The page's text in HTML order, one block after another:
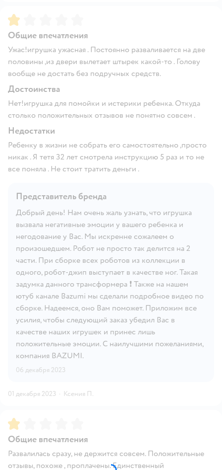
Рейтинг:
Общие впечатления
Ужас!игрушка ужасная . Постоянно разваливается на две
половины ,из двери вылетает штырек какой-то . Голову
вообще не достать без подручных средств.
Достоинства
Нет!игрушка для помойки и истерики ребенка. Откуда
столько положительных отзывов не понятно совсем .
Недостатки
Ребенку в жизни не собрать его самостоятельно ,просто
никак . Я тетя 32 лет смотрела инструкцию 5 раз и то не
все поняла . Не стоит тратить деньги .
Представитель бренда
Добрый день! Нам очень жаль узнать, что игрушка
вызвала негативные эмоции у вашего ребенка и
негодование у Вас. Мы искренне сожалеем о
произошедшем. Робот не просто так делится на 2
части. При сборке всех роботов из коллекции в
одного, робот-джип выступает в качестве ног. Такая
задумка данного трансформера ❗ Также на нашем
ютуб канале Bazumi мы сделали подробное видео по
сборке. Надеемся, оно Вам поможет. Приложим все
усилия, чтобы следующий заказ убедил Вас в
качестве наших игрушек и принес лишь
положительные эмоции. С наилучшими пожеланиями,
компания BAZUMI.
06 декабря 2023
01 декабря 2023 · Ксения П.
Рейтинг:
Общие впечатления
Развалилась сразу, не держится совсем. Положительные
отзывы, похоже , проплачены. Единственный